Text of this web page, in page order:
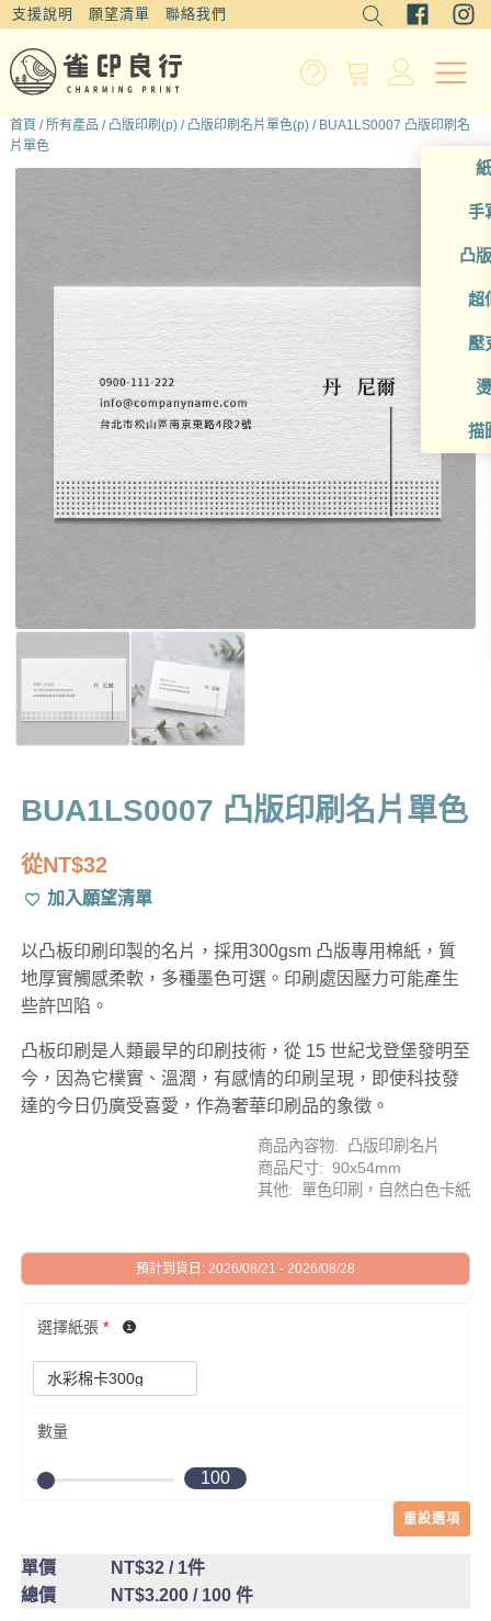
支援說明 願望清單 聯絡我們
手
凸
超
壓
描
首頁 /所有產品 / 凸版印刷(p)/ 凸版印刷名片單色(p)/ BUA1LS0007 凸版印刷名
片單色
BUA1LS0007 凸版印刷名片單色
從NT$32
加入願望清單
以凸板印刷印製的名片，採用300gsm 凸版專用棉紙，質
地厚實觸感柔軟，多種墨色可選。印刷處因壓力可能產生
些許凹陷。
凸板印刷是人類最早的印刷技術，從 15 世紀戈登堡發明至
今，因為它樸實、溫潤，有感情的印刷呈現，即使科技發
達的今日仍廣受喜愛，作為奢華印刷品的象徵。
商品內容物: 凸版印刷名片
商品尺寸: 90x54mm
其他: 單色印刷，自然白色卡紙
預計到貨日: 2026/08/21 - 2026/08/28
選擇紙張 *
數量
100
重設選項
單價 NT$32/ 1件
總價
NT$3.200/ 100 件